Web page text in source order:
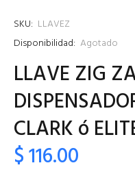
SKU: LLAVEZ
Disponibilidad: Agotado
LLAVE ZIG
CLARK ó
$ 116.00